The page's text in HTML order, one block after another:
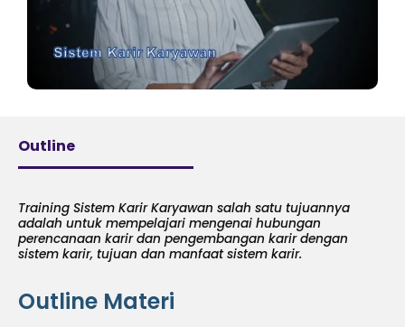
Outline
Training Sistem Karir Karyawan salah satu tujuannya
adalah untuk mempelajari mengenai hubungan
perencanaan karir dan pengembangan karir dengan
sistem karir, tujuan dan manfaat sistem karir.
Outline Materi